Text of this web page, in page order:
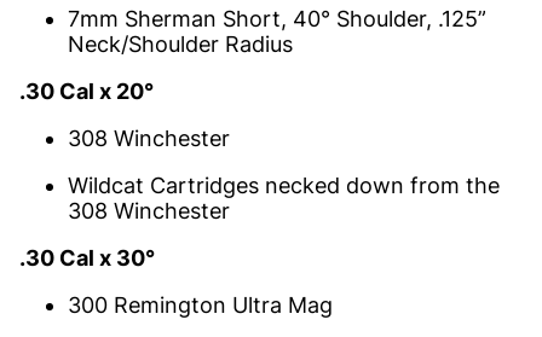
7mm Sherman Short, 40° Shoulder, .125”
Neck/Shoulder Radius
.30 Cal x 20°
308 Winchester
Wildcat Cartridges necked down from the
308 Winchester
.30 Cal x 30°
300 Remington Ultra Mag